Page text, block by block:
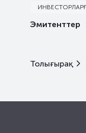
Эмитенттер
Толығырақ